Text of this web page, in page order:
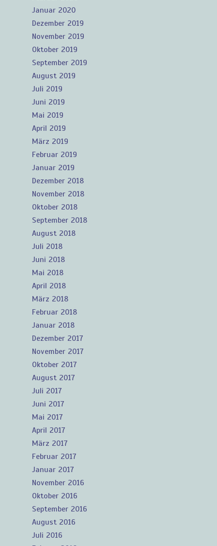
Januar 2020
Dezember 2019
November 2019
Oktober 2019
September 2019
August 2019
Juli 2019
Juni 2019
Mai 2019
April 2019
März 2019
Februar 2019
Januar 2019
Dezember 2018
November 2018
Oktober 2018
September 2018
August 2018
Juli 2018
Juni 2018
Mai 2018
April 2018
März 2018
Februar 2018
Januar 2018
Dezember 2017
November 2017
Oktober 2017
August 2017
Juli 2017
Juni 2017
Mai 2017
April 2017
März 2017
Februar 2017
Januar 2017
November 2016
Oktober 2016
September 2016
August 2016
Juli 2016